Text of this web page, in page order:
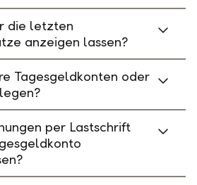
die letzten
anzeigen lassen?
Tagesgeldkonten oder
per Lastschrift